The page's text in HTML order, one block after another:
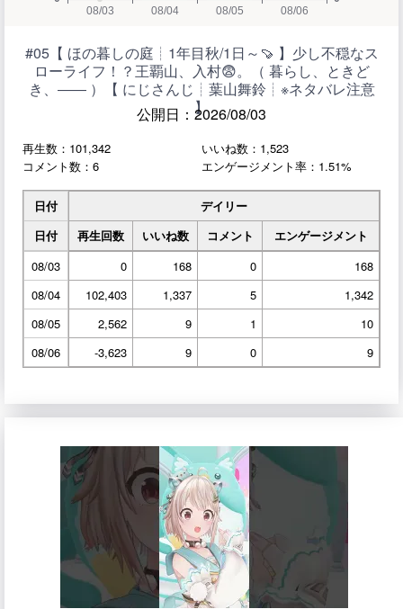
#05【 ほの暮しの庭┊︎1年目秋/1日～🍠 】少し不穏なス
ローライフ！？王覇山、入村😨。（ 暮らし、ときど
き、―― ）【 にじさんじ┊︎葉山舞鈴┊︎※ネタバレ注意
】
公開日：2026/08/03
再生数：101,342
いいね数：1,523
コメント数：6
エンゲージメント率：1.51%
日付
デイリー
日付
再生回数 いいね数 コメント
エンゲージメント
08/03
0 168 0
168
08/04
102,403 1,337 5
1,342
08/05
2,562 9 1
10
08/06
-3,623 9 0 9